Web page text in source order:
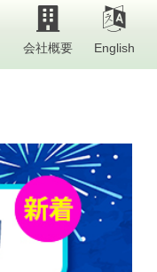
会社概要 English